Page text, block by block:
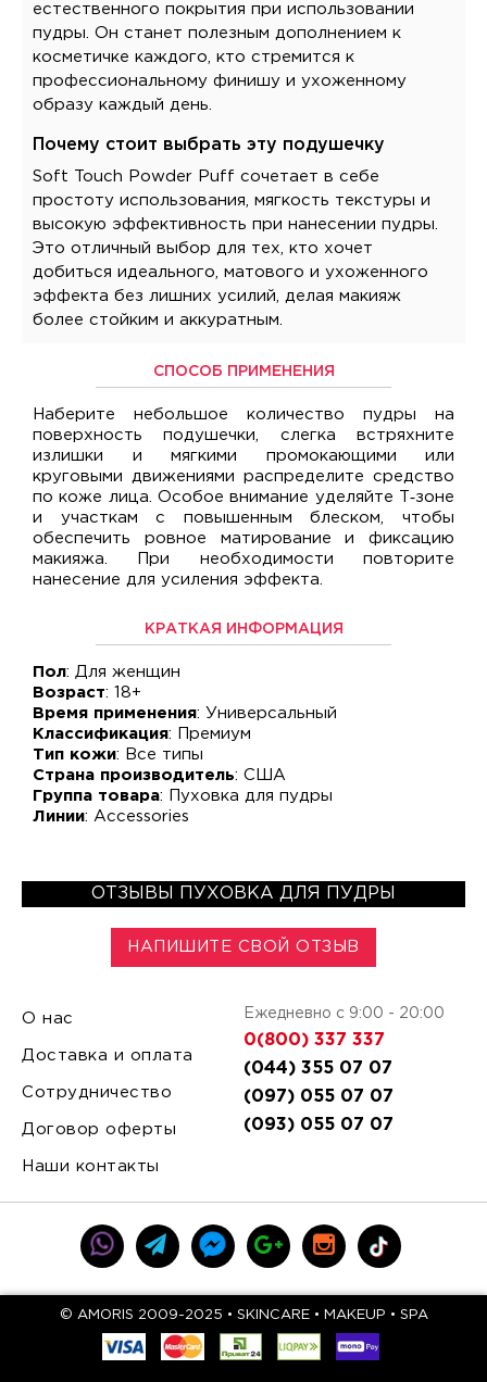
естественного покрытия при использовании
пудры. Он станет полезным дополнением к
косметичке каждого, кто стремится к
профессиональному финишу и ухоженному
образу каждый день.
Почему стоит выбрать эту подушечку
Soft Touch Powder Puff сочетает в себе
простоту использования, мягкость текстуры и
высокую эффективность при нанесении пудры.
Это отличный выбор для тех, кто хочет
добиться идеального, матового и ухоженного
эффекта без лишних усилий, делая макияж
более стойким и аккуратным.
СПОСОБ ПРИМЕНЕНИЯ
Наберите небольшое количество пудры на
поверхность подушечки, слегка встряхните
излишки и мягкими промокающими или
круговыми движениями распределите средство
по коже лица. Особое внимание уделяйте Т‑зоне
и участкам с повышенным блеском, чтобы
обеспечить ровное матирование и фиксацию
макияжа. При необходимости повторите
нанесение для усиления эффекта.
КРАТКАЯ ИНФОРМАЦИЯ
Пол: Для женщин
Возраст: 18+
Время применения: Универсальный
Классификация: Премиум
Тип кожи: Все типы
Страна производитель: США
Группа товара: Пуховка для пудры
Линии: Accessories
ОТЗЫВЫ ПУХОВКА ДЛЯ ПУДРЫ
НАПИШИТЕ СВОЙ ОТЗЫВ
О нас
Доставка и оплата
Сотрудничество
Договор оферты
Наши контакты
Ежедневно с 9:00 - 20:00
0(800) 337 337
(044) 355 07 07
(097) 055 07 07
(093) 055 07 07
© AMORIS 2009-2025 • SKINCARE • MAKEUP • SPA